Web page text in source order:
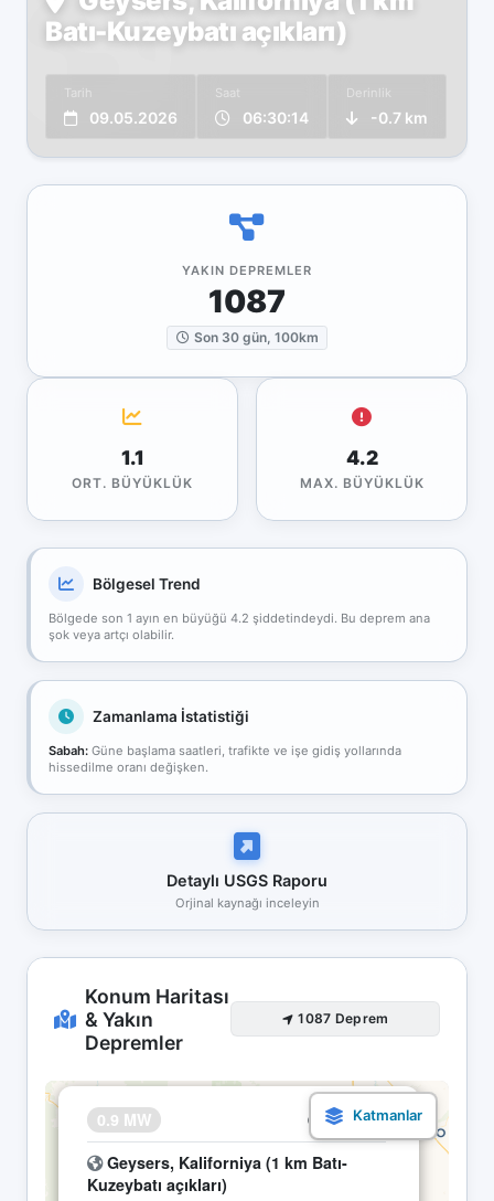
Batı-Kuzeybatı açıkları)
Tarih
09.05.2026
Saat
06:30:14
Derinlik
-0.7 km
YAKIN DEPREMLER
1087
Son 30 gün, 100km
1.1
ORT. BÜYÜKLÜK
4.2
MAX. BÜYÜKLÜK
Bölgesel Trend
Bölgede son 1 ayın en büyüğü 4.2 şiddetindeydi. Bu deprem ana
şok veya artçı olabilir.
Zamanlama İstatistiği
Sabah: Güne başlama saatleri, trafikte ve işe gidiş yollarında
hissedilme oranı değişken.
Detaylı USGS Raporu
Orjinal kaynağı inceleyin
Konum Haritası
& Yakın
Depremler
1087 Deprem
0.9 MW 09.05 06:30
Geysers, Kaliforniya (1 km Batı-
Kuzeybatı açıkları)
×